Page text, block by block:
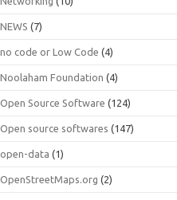
NEWS (7)
no code or Low Code (4)
Noolaham Foundation (4)
Open Source Software (124)
Open source softwares (147)
open-data (1)
OpenStreetMaps.org (2)